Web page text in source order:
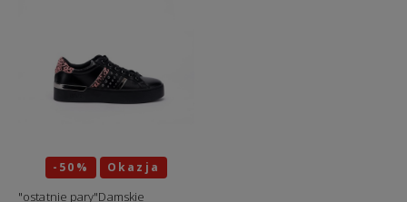
-50% Okazja
"ostatnie pary"Damskie